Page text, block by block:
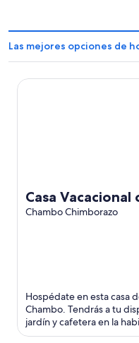
Las mejores opciones de
Casa Vacacional
Chimborazo en
Chambo Chimborazo
Hospédate en esta casa
Chambo. Tendrás a tu
jardín y cafetera en la
cerca de atracciones
Casa Vacacional con